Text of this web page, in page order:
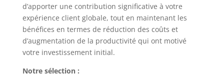
d’apporter une contribution significative à votre
expérience client globale, tout en maintenant les
bénéfices en termes de réduction des coûts et
d’augmentation de la productivité qui ont motivé
votre investissement initial.
Notre sélection :